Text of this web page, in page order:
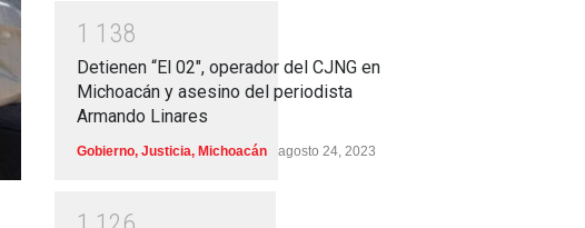
1 1 38
Detienen “El 02″, operador del CJNG en
Michoacán y asesino del periodista
Armando Linares
Gobierno, Justicia, Michoacán agosto 24, 2023